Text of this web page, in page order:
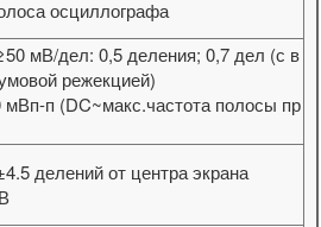
осциллографа
мВ/дел: 0,5 деления; 0,7 дел (с в
режекцией)
п (DC~макс.частота полосы пр
делений от центра экрана